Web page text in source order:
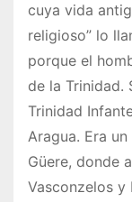
cuya vida
religioso” lo
porque el
de la Trinidad.
Trinidad
Aragua. Era
Güere, donde
Vasconzelos y